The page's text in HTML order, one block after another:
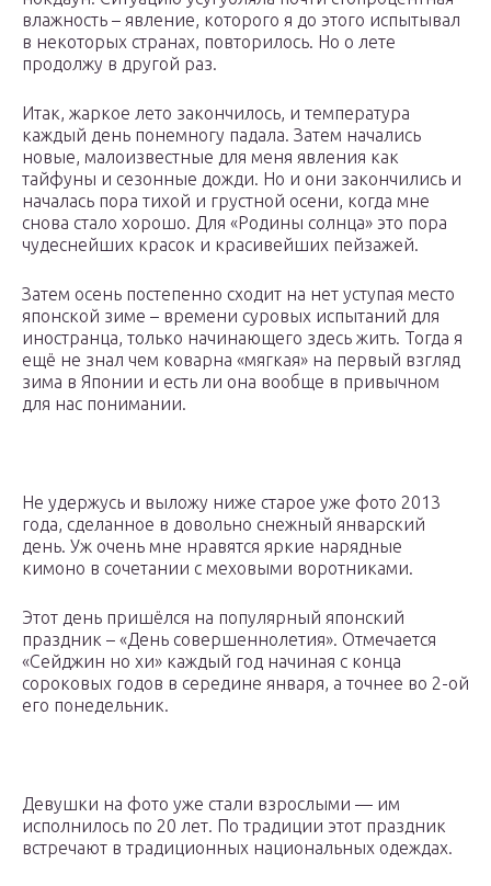
влажность – явление, которого я до этого испытывал
в некоторых странах, повторилось. Но о лете
продолжу в другой раз.
Итак, жаркое лето закончилось, и температура
каждый день понемногу падала. Затем начались
новые, малоизвестные для меня явления как
тайфуны и сезонные дожди. Но и они закончились и
началась пора тихой и грустной осени, когда мне
снова стало хорошо. Для «Родины солнца» это пора
чудеснейших красок и красивейших пейзажей.
Затем осень постепенно сходит на нет уступая место
японской зиме – времени суровых испытаний для
иностранца, только начинающего здесь жить. Тогда я
ещё не знал чем коварна «мягкая» на первый взгляд
зима в Японии и есть ли она вообще в привычном
для нас понимании.
Не удержусь и выложу ниже старое уже фото 2013
года, сделанное в довольно снежный январский
день. Уж очень мне нравятся яркие нарядные
кимоно в сочетании с меховыми воротниками.
Этот день пришёлся на популярный японский
праздник – «День совершеннолетия». Отмечается
«Сейджин но хи» каждый год начиная с конца
сороковых годов в середине января, а точнее во 2-ой
его понедельник.
Девушки на фото уже стали взрослыми — им
исполнилось по 20 лет. По традиции этот праздник
встречают в традиционных национальных одеждах.